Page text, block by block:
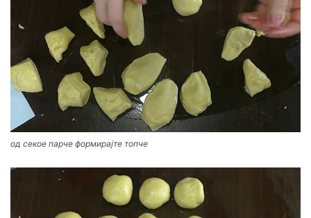
од секое парче формирајте топче